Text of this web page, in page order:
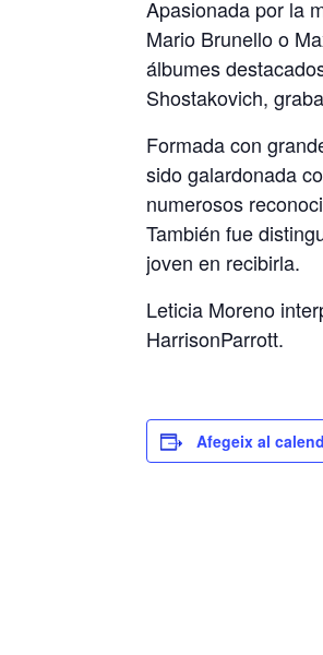
Apasionada por la
Mario Brunello o
álbumes
Shostakovich,
Formada con
sido galardonada
numerosos
También fue
joven en recibirla.
Leticia Moreno
HarrisonParrott.
Afegeix al